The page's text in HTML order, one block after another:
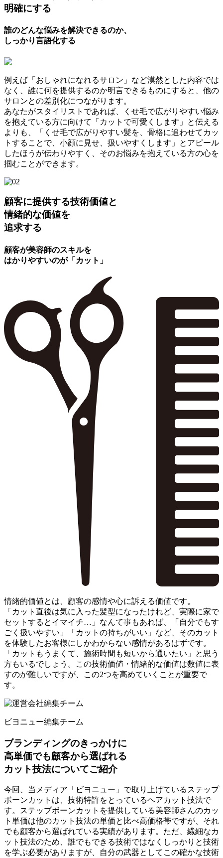
明確にする
誰のどんな悩みを解決できるのか、
しっかり言語化する
例えば「おしゃれになれるサロン」など漠然とした内容では
なく、誰に何を提供するのか明言できるものにすると、他の
サロンとの差別化につながります。
あなたがスタイリストであれば、
くせ毛で広がりやすい悩み
を抱えている方に向けて「カットで可愛くします」と伝える
よりも、「くせ毛で広がりやすい髪を、骨格に追わせてカッ
トすることで、小顔に見せ、扱いやすくします」とアピール
したほうが伝わりやすく、そのお悩みを抱えている方の心を
掴むことができます。
顧客に提供する技術価値と
情緒的な価値を
追求する
顧客が美容師のスキルを
はかりやすいのが「カット」
情緒的価値とは、顧客の感情や心に訴える価値です。
「カット直後は気に入った髪型になったけれど、実際に家で
セットするとイマイチ…」なんて事もあれば、「自分でもす
ごく扱いやすい」「カットの持ちがいい」など、そのカット
を体験したお客様にしかわからない感情があるはずです。
「カットもうまくて、施術時間も短いから通いたい」
と思う
方もいるでしょう。この技術価値・情緒的な価値は数値に表
すのが難しいですが、この2つを高めていくことが重要で
す。
ビヨニュー編集チーム
ブランディングのきっかけに
高単価でも顧客から選ばれる
カット技法についてご紹介
今回、当メディア「ビヨニュー」で取り上げているステップ
ボーンカットは、技術特許をとっているヘアカット技法で
す。ステップボーンカットを提供している美容師さんのカッ
ト単価は他のカット技法の単価と比べ高価格帯ですが、それ
でも顧客から選ばれている実績があります。ただ、繊細なカ
ット技法のため、誰でもできる技術ではなくしっかりと技術
を学ぶ必要がありますが、自分の武器としてこの確かな技術